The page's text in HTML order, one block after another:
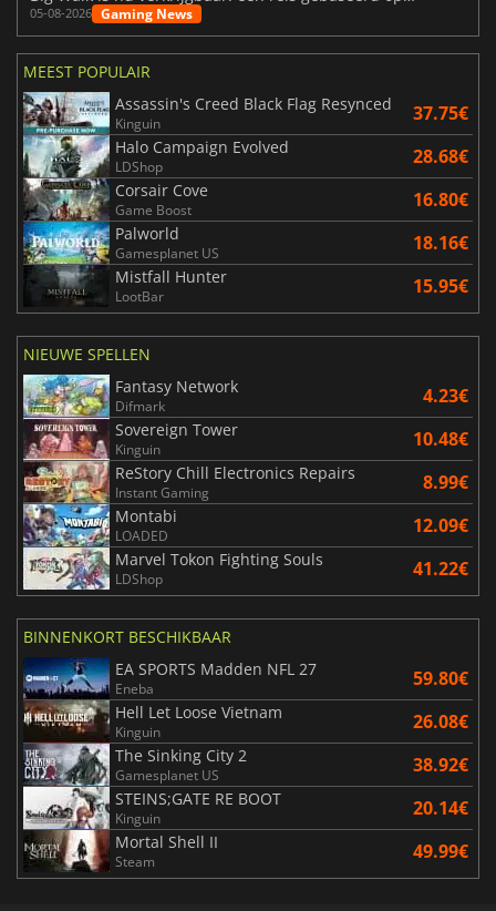
05-08-2026 Gaming News
MEEST POPULAIR
Assassin's Creed Black Flag Resynced
Kinguin 37.75€
Halo Campaign Evolved
LDShop 28.68€
Corsair Cove
Game Boost 16.80€
Palworld
Gamesplanet US 18.16€
Mistfall Hunter
LootBar 15.95€
NIEUWE SPELLEN
Fantasy Network
Difmark 4.23€
Sovereign Tower
Kinguin 10.48€
ReStory Chill Electronics Repairs
Instant Gaming 8.99€
Montabi
LOADED 12.09€
Marvel Tokon Fighting Souls
LDShop 41.22€
BINNENKORT BESCHIKBAAR
EA SPORTS Madden NFL 27
Eneba 59.80€
Hell Let Loose Vietnam
Kinguin 26.08€
The Sinking City 2
Gamesplanet US 38.92€
STEINS;GATE RE BOOT
Kinguin 20.14€
Mortal Shell II
Steam 49.99€